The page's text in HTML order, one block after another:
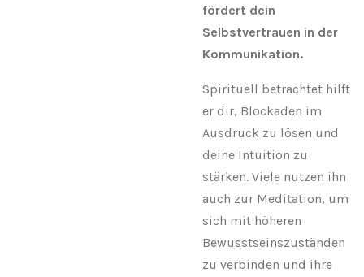
fördert dein
Selbstvertrauen in der
Kommunikation.
Spirituell betrachtet hilft
er dir, Blockaden im
Ausdruck zu lösen und
deine Intuition zu
stärken. Viele nutzen ihn
auch zur Meditation, um
sich mit höheren
Bewusstseinszuständen
zu verbinden und ihre